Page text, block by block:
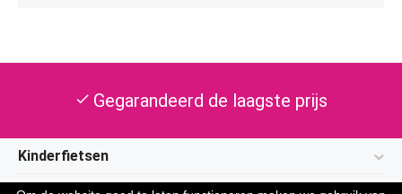
check Gegarandeerd de laagste prijs
Kinderfietsen